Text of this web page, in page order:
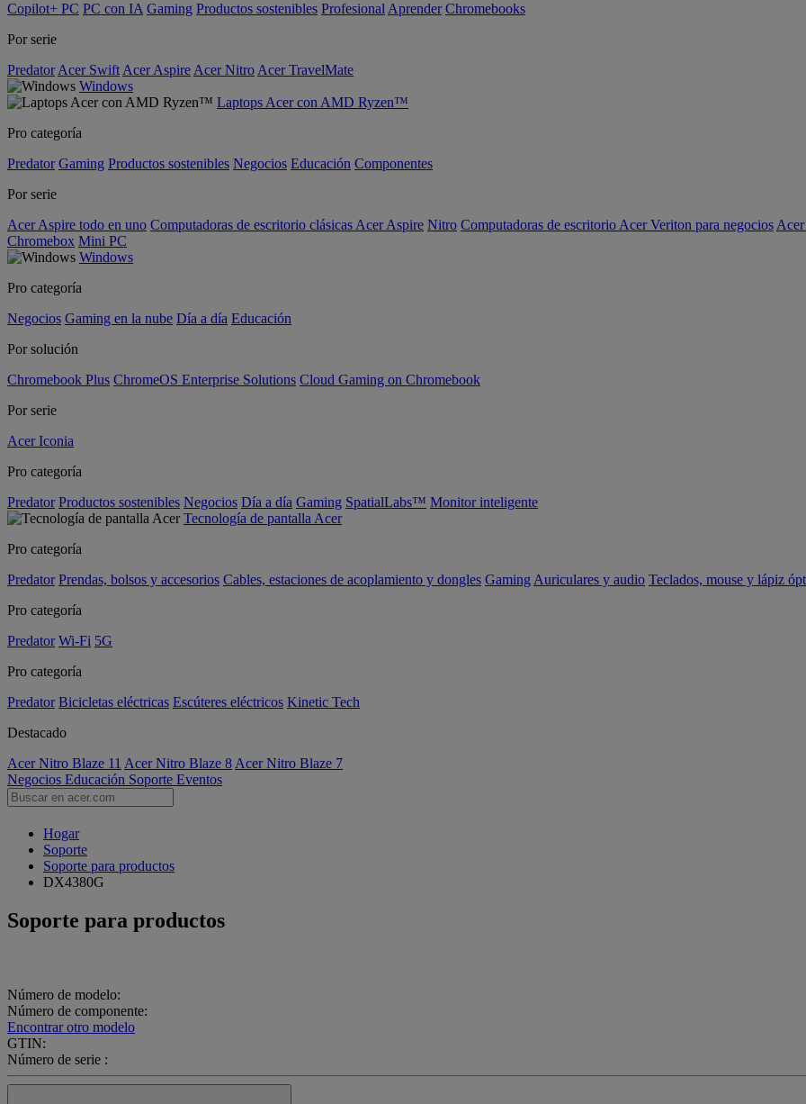
Copilot+ PC PC con IA Gaming Productos sostenibles Profesional Aprender Chromebooks
Por serie
Predator Acer Swift Acer Aspire Acer Nitro Acer TravelMate
Windows
Laptops Acer con AMD Ryzen™
Pro categoría
Predator Gaming Productos sostenibles Negocios Educación Componentes
Por serie
Acer Aspire todo en uno Computadoras de escritorio clásicas Acer Aspire Nitro Computadoras de escritorio Acer Veriton para negocios
Chromebox Mini PC
Windows
Pro categoría
Negocios Gaming en la nube Día a día Educación
Por solución
Chromebook Plus ChromeOS Enterprise Solutions Cloud Gaming on Chromebook
Por serie
Acer Iconia
Pro categoría
Predator Productos sostenibles Negocios Día a día Gaming SpatialLabs™ Monitor inteligente
Tecnología de pantalla Acer
Pro categoría
Predator Prendas, bolsos y accesorios Cables, estaciones de acoplamiento y dongles Gaming Auriculares y audio Teclados, mouse y lápiz
Pro categoría
Predator Wi-Fi 5G
Pro categoría
Predator Bicicletas eléctricas Escúteres eléctricos Kinetic Tech
Destacado
Acer Nitro Blaze 11 Acer Nitro Blaze 8 Acer Nitro Blaze 7
Negocios Educación Soporte Eventos
Hogar
Soporte
Soporte para productos
DX4380G
Soporte para productos
Número de modelo:
Número de componente:
Encontrar otro modelo
GTIN:
Número de serie :